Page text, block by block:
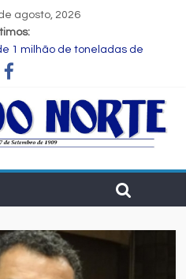
agosto, 2026
1 milhão de toneladas de
Etene
da rede municipal em
Química e Petroquímica com o
Bahia